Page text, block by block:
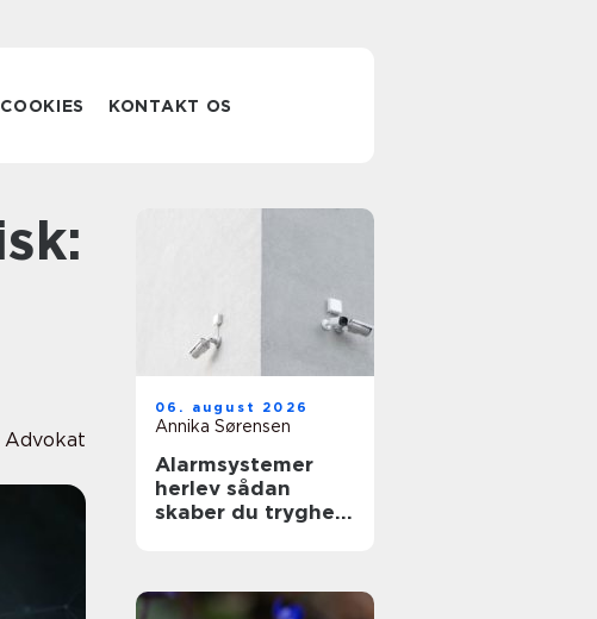
COOKIES KONTAKT OS
Advokat
06. august 2026
Annika Sørensen
Alarmsystemer
herlev sådan
skaber du tryghed